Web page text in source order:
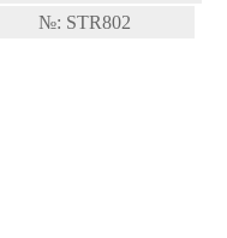
№: STR802